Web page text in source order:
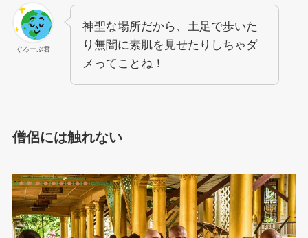
ぐろーぶ君
神聖な場所だから、土足で歩いた
り無闇に素肌を見せたりしちゃダ
メってことね！
僧侶には触れない